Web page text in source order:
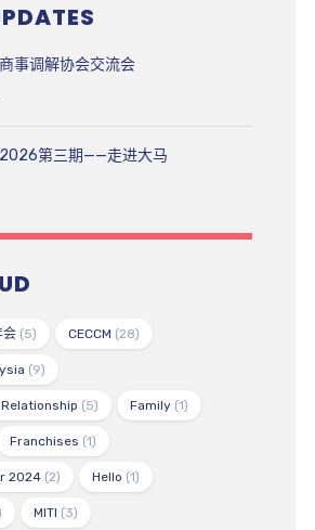
事调解协会交流会
第三期——走进大马
会(5) CECCM (28)
(9)
(5) Family(1)
Franchises (1)
2024(2) Hello (1)
MITI (3)